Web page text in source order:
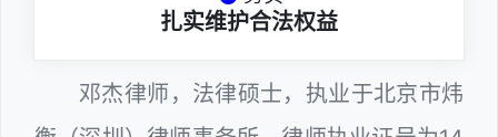
扎实维护合法权益
邓杰律师，法律硕士，执业于北京市炜